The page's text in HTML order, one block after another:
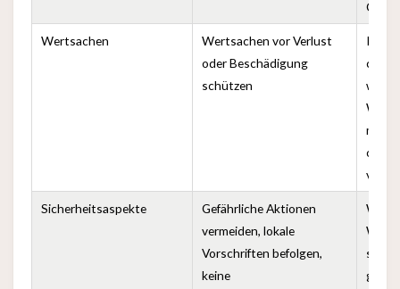
Wertsachen
Wertsachen vor Verlust
oder Beschädigung
schützen
In
wird
oder
Sicherheitsaspekte
Gefährliche Aktionen
vermeiden, lokale
Vorschriften befolgen,
keine
sich